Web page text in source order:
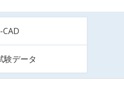
CAD
験データ